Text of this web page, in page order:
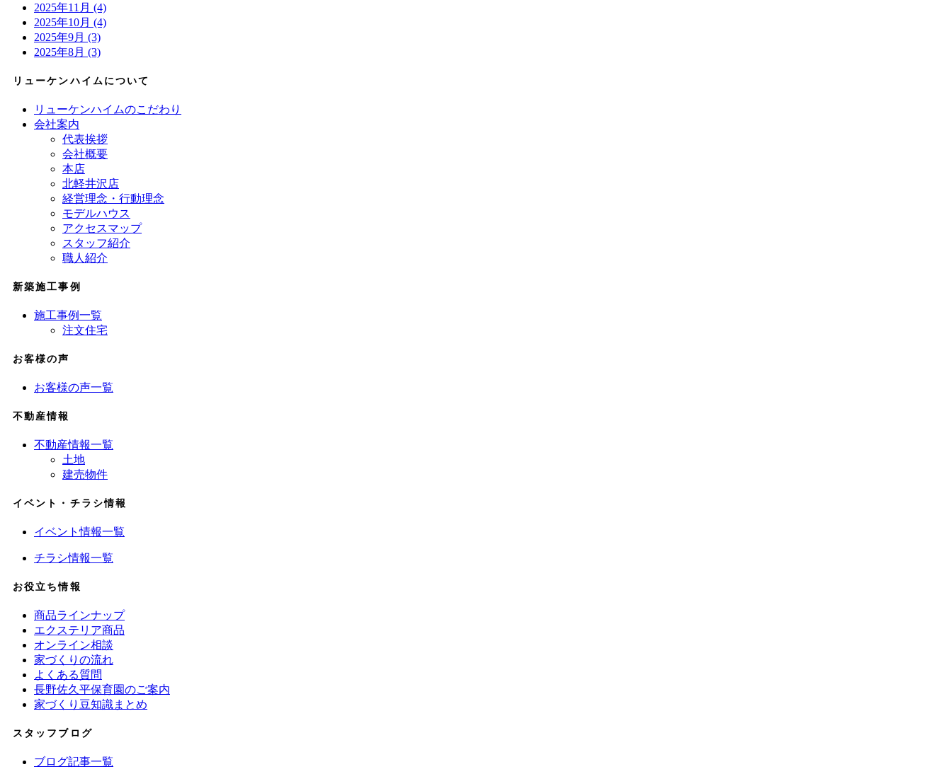
2025年11月 (4)
2025年10月 (4)
2025年9月 (3)
2025年8月 (3)
リューケンハイムについて
リューケンハイムのこだわり
会社案内
代表挨拶
会社概要
本店
北軽井沢店
経営理念・行動理念
モデルハウス
アクセスマップ
スタッフ紹介
職人紹介
新築施工事例
施工事例一覧
注文住宅
お客様の声
お客様の声一覧
不動産情報
不動産情報一覧
土地
建売物件
イベント・チラシ情報
イベント情報一覧
チラシ情報一覧
お役立ち情報
商品ラインナップ
エクステリア商品
オンライン相談
家づくりの流れ
よくある質問
長野佐久平保育園のご案内
家づくり豆知識まとめ
スタッフブログ
ブログ記事一覧